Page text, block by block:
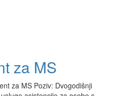
za MS
za MS Poziv: Dvogodišnji